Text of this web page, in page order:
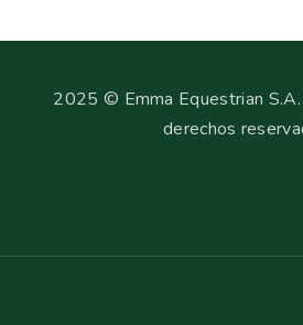
2025 © Emma Equestrian
derechos